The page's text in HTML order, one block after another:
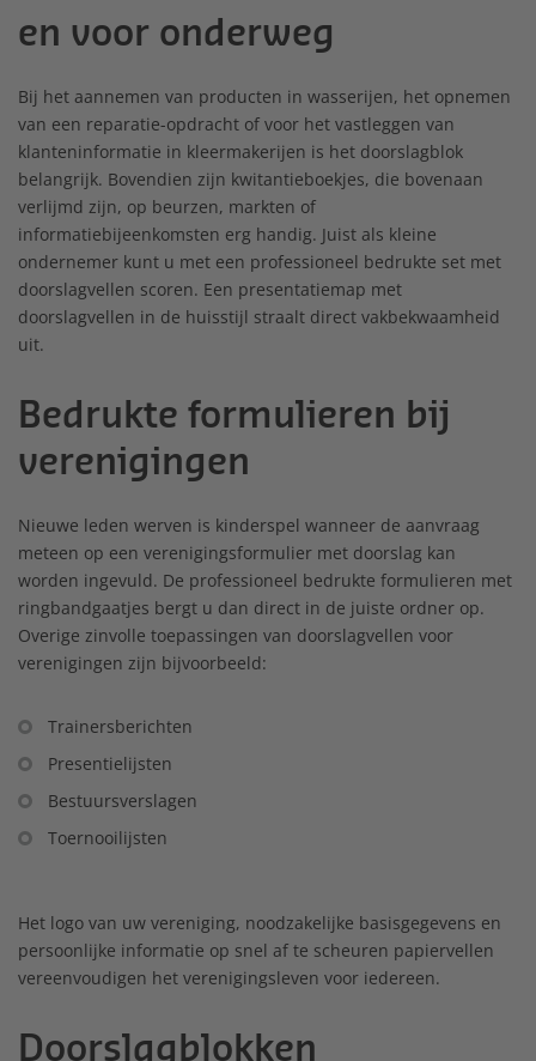
en voor onderweg
Bij het aannemen van producten in wasserijen, het opnemen
van een reparatie-opdracht of voor het vastleggen van
klanteninformatie in kleermakerijen is het doorslagblok
belangrijk. Bovendien zijn kwitantieboekjes, die bovenaan
verlijmd zijn, op beurzen, markten of
informatiebijeenkomsten erg handig. Juist als kleine
ondernemer kunt u met een professioneel bedrukte set met
doorslagvellen scoren. Een presentatiemap met
doorslagvellen in de huisstijl straalt direct vakbekwaamheid
uit.
Bedrukte formulieren bij
verenigingen
Nieuwe leden werven is kinderspel wanneer de aanvraag
meteen op een verenigingsformulier met doorslag kan
worden ingevuld. De professioneel bedrukte formulieren met
ringbandgaatjes bergt u dan direct in de juiste ordner op.
Overige zinvolle toepassingen van doorslagvellen voor
verenigingen zijn bijvoorbeeld:
Trainersberichten
Presentielijsten
Bestuursverslagen
Toernooilijsten
Het logo van uw vereniging, noodzakelijke basisgegevens en
persoonlijke informatie op snel af te scheuren papiervellen
vereenvoudigen het verenigingsleven voor iedereen.
Doorslagblokken